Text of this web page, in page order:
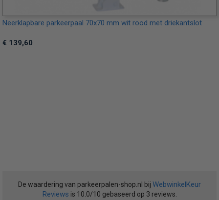
Neerklapbare parkeerpaal 70x70 mm wit rood met driekantslot
€ 139,60
De waardering van parkeerpalen-shop.nl bij WebwinkelKeur
Reviews is 10.0/10 gebaseerd op 3 reviews.